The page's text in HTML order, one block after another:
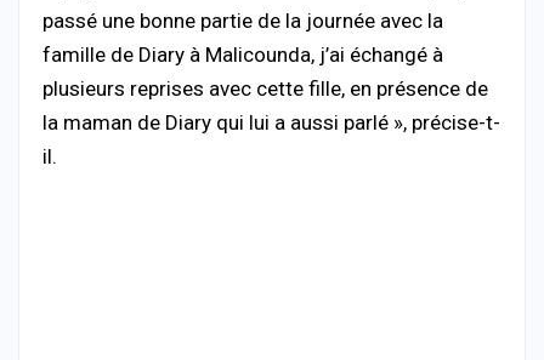
passé une bonne partie de la journée avec la
famille de Diary à Malicounda, j’ai échangé à
plusieurs reprises avec cette fille, en présence de
la maman de Diary qui lui a aussi parlé », précise-t-
il.